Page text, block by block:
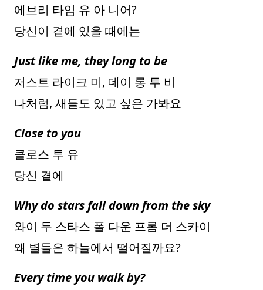
에브리 타임 유 아 니어?
당신이 곁에 있을 때에는
Just like me, they long to be
저스트 라이크 미, 데이 롱 투 비
나처럼, 새들도 있고 싶은 가봐요
Close to you
클로스 투 유
당신 곁에
Why do stars fall down from the sky
와이 두 스타스 폴 다운 프롬 더 스카이
왜 별들은 하늘에서 떨어질까요?
Every time you walk by?